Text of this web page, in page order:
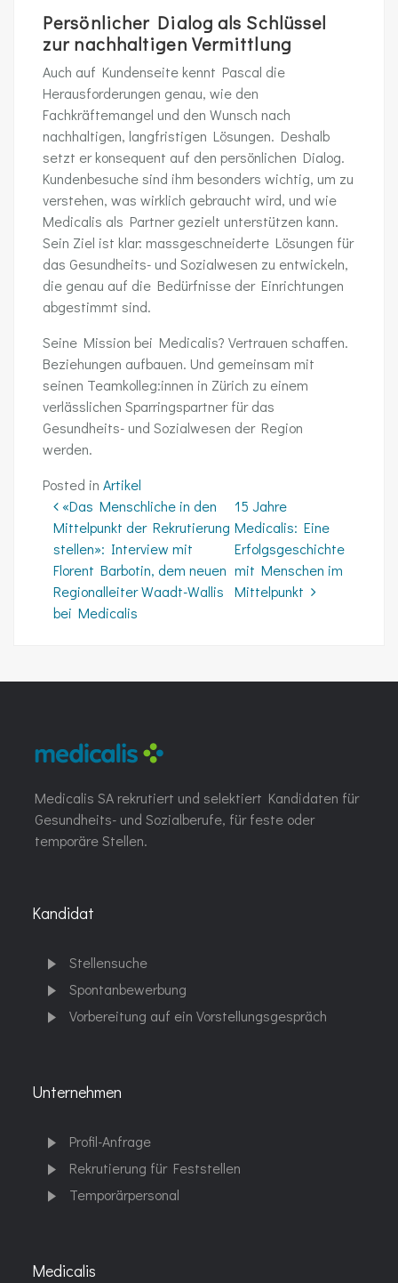
Persönlicher Dialog als Schlüssel
zur nachhaltigen Vermittlung
Auch auf Kundenseite kennt Pascal die
Herausforderungen genau, wie den
Fachkräftemangel und den Wunsch nach
nachhaltigen, langfristigen Lösungen. Deshalb
setzt er konsequent auf den persönlichen Dialog.
Kundenbesuche sind ihm besonders wichtig, um zu
verstehen, was wirklich gebraucht wird, und wie
Medicalis als Partner gezielt unterstützen kann.
Sein Ziel ist klar: massgeschneiderte Lösungen für
das Gesundheits- und Sozialwesen zu entwickeln,
die genau auf die Bedürfnisse der Einrichtungen
abgestimmt sind.
Seine Mission bei Medicalis? Vertrauen schaffen.
Beziehungen aufbauen. Und gemeinsam mit
seinen Teamkolleg:innen in Zürich zu einem
verlässlichen Sparringspartner für das
Gesundheits- und Sozialwesen der Region
werden.
Posted in Artikel
Beitrags-Navigation
«Das Menschliche in den
Mittelpunkt der Rekrutierung
stellen»: Interview mit
Florent Barbotin, dem neuen
Regionalleiter Waadt-Wallis
bei Medicalis
15 Jahre
Medicalis: Eine
Erfolgsgeschichte
mit Menschen im
Mittelpunkt
Medicalis SA rekrutiert und selektiert Kandidaten für
Gesundheits- und Sozialberufe, für feste oder
temporäre Stellen.
Kandidat
Stellensuche
Spontanbewerbung
Vorbereitung auf ein Vorstellungsgespräch
Unternehmen
Profil-Anfrage
Rekrutierung für Feststellen
Temporärpersonal
Medicalis